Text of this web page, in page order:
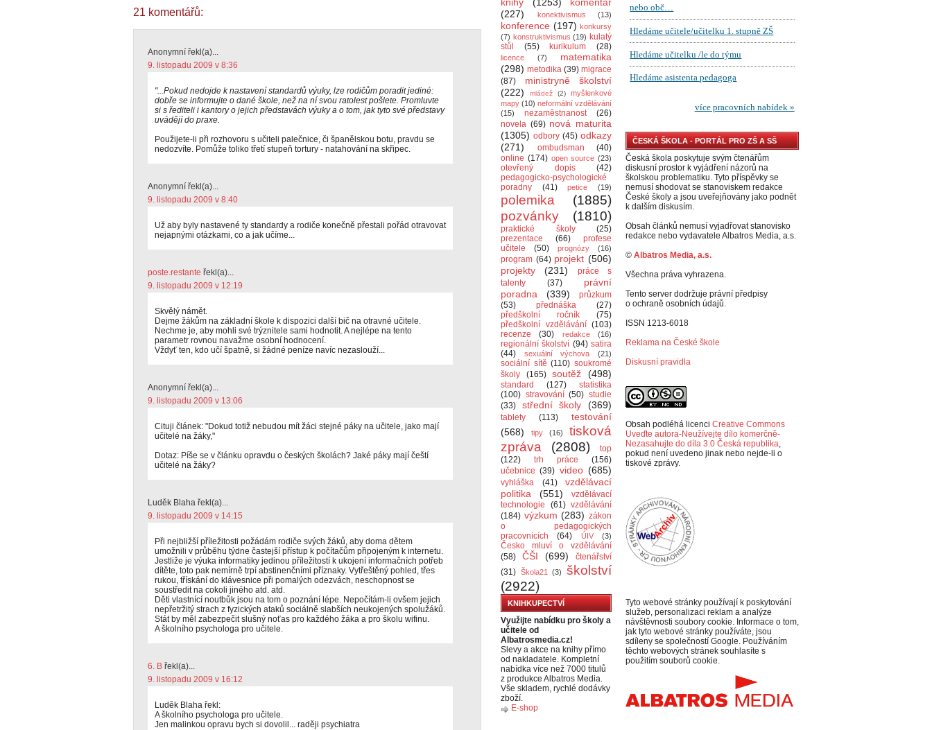
21 komentářů:
Anonymní řekl(a)...
9. listopadu 2009 v 8:36
"...Pokud nedojde k nastavení standardů výuky, lze rodičům poradit jediné:
dobře se informujte o dané škole, než na ní svou ratolest pošlete. Promluvte
si s řediteli i kantory o jejich představách výuky a o tom, jak tyto své představy
uvádějí do praxe.
Použijete-li při rozhovoru s učiteli palečnice, či španělskou botu, pravdu se
nedozvíte. Pomůže toliko třetí stupeň tortury - natahování na skřipec.
Anonymní řekl(a)...
9. listopadu 2009 v 8:40
Už aby byly nastavené ty standardy a rodiče konečně přestali pořád otravovat
nejapnými otázkami, co a jak učíme...
poste.restante řekl(a)...
9. listopadu 2009 v 12:19
Skvělý námět.
Dejme žákům na základní škole k dispozici další bič na otravné učitele.
Nechme je, aby mohli své trýznitele sami hodnotit. A nejlépe na tento
parametr rovnou navažme osobní hodnocení.
Vždyť ten, kdo učí špatně, si žádné peníze navíc nezaslouží...
Anonymní řekl(a)...
9. listopadu 2009 v 13:06
Cituji článek: "Dokud totiž nebudou mít žáci stejné páky na učitele, jako mají
učitelé na žáky,"
Dotaz: Píše se v článku opravdu o českých školách? Jaké páky mají čeští
učitelé na žáky?
Luděk Blaha řekl(a)...
9. listopadu 2009 v 14:15
Při nejbližší příležitosti požádám rodiče svých žáků, aby doma dětem
umožnili v průběhu týdne častejší přístup k počítačům připojeným k internetu.
Jestliže je výuka informatiky jedinou příležitostí k ukojení informačních potřeb
dítěte, toto pak nemírně trpí abstinenčními příznaky. Vytřeštěný pohled, třes
rukou, třískání do klávesnice při pomalých odezvách, neschopnost se
soustředit na cokoli jiného atd. atd.
Děti vlastnící noutbůk jsou na tom o poznání lépe. Nepočítám-li ovšem jejich
nepřetržitý strach z fyzických ataků sociálně slabších neukojených spolužáků.
Stát by měl zabezpečit slušný noťas pro každého žáka a pro školu wifinu.
A školního psychologa pro učitele.
6. B řekl(a)...
9. listopadu 2009 v 16:12
Luděk Blaha řekl:
A školního psychologa pro učitele.
Jen malinkou opravu bych si dovolil... raději psychiatra
(227)
konektivismus (13)
konference (197) konkursy
(7) konstruktivismus (19) kulatý
stůl
(55) kurikulum (28)
licence (7)
matematika
(298) metodika (39) migrace
(87)
ministryně školství
(222)
mládež (2)
myšlenkové
mapy (10) neformální vzdělávání
(15)
nezaměstnanost
(26)
novela (69) nová maturita
(1305) odbory (45) odkazy
(271)
ombudsman
(40)
online (174) open source (23)
otevřený dopis
(42)
pedagogicko-psychologické
poradny
(41) petice (19)
polemika
(1885)
pozvánky
(1810)
praktické školy
(25)
prezentace
(66)
profese
učitele
(50) prognózy (16)
program (64) projekt (506)
projekty
(231)
práce s
talenty
(37)
právní
poradna
(339)
průzkum
(53)
přednáška
(27)
předškolní ročník
(75)
předškolní vzdělávání (103)
recenze
(30) redakce (16)
regionální školství (94) satira
(44)
sexuální výchova (21)
sociální sítě (110) soukromé
školy
(165) soutěž (498)
standard (127)
statistika
(100) stravování (50) studie
(33)
střední školy (369)
tablety (113)
testování
(568)
tipy (16)
tisková
zpráva
(2808)
top
(122)
trh práce
(156)
učebnice (39) video (685)
vyhláška (41)
vzdělávací
politika
(551)
vzdělávací
technologie
(61) vzdělávání
(184) výzkum (283) zákon
o pedagogických
pracovnících
(64) ÚIV (3)
Česko mluví o vzdělávání
(58)
ČŠI (699)
čtenářství
(31) Škola21 (3)
školství
(2922)
KNIHKUPECTVÍ
Využijte nabídku pro školy a
učitele od
Albatrosmedia.cz!
Slevy a akce na knihy přímo
od nakladatele. Kompletní
nabídka více než 7000 titulů
z produkce Albatros Media.
Vše skladem, rychlé dodávky
zboží.
E-shop
ČESKÁ ŠKOLA - PORTÁL PRO ZŠ A SŠ
Česká škola poskytuje svým čtenářům
diskusní prostor k vyjádření názorů na
školskou problematiku. Tyto příspěvky se
nemusí shodovat se stanoviskem redakce
České školy a jsou uveřejňovány jako podnět
k dalším diskusím.
Obsah článků nemusí vyjadřovat stanovisko
redakce nebo vydavatele Albatros Media, a.s.
© Albatros Media, a.s.
Všechna práva vyhrazena.
Tento server dodržuje právní předpisy
o ochraně osobních údajů.
ISSN 1213-6018
Reklama na České škole
Diskusní pravidla
Obsah podléhá licenci Creative Commons
Uveďte autora-Neužívejte dílo komerčně-
Nezasahujte do díla 3.0 Česká republika,
pokud není uvedeno jinak nebo nejde-li o
tiskové zprávy.
Tyto webové stránky používají k poskytování
služeb, personalizaci reklam a analýze
návštěvnosti soubory cookie. Informace o tom,
jak tyto webové stránky používáte, jsou
sdíleny se společností Google. Používáním
těchto webových stránek souhlasíte s
použitím souborů cookie.